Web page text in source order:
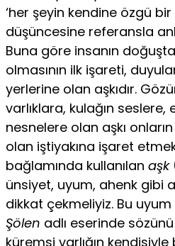
‘her şeyin kendine özgü
düşüncesine referansla
Buna göre insanın
olmasının ilk işareti,
yerlerine olan aşkıdır.
varlıklara, kulağın
nesnelere olan aşkı
olan iştiyakına işaret
bağlamında kullanılan aşk
ünsiyet, uyum, ahenk gibi
dik­kat çekmeliyiz. Bu
Şölen adlı eserinde
küremsi varlığın